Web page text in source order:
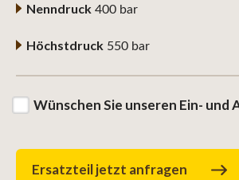
Nenndruck 400 bar
Höchstdruck 550 bar
Wünschen Sie unseren Ein- und
Ersatzteil jetzt anfragen